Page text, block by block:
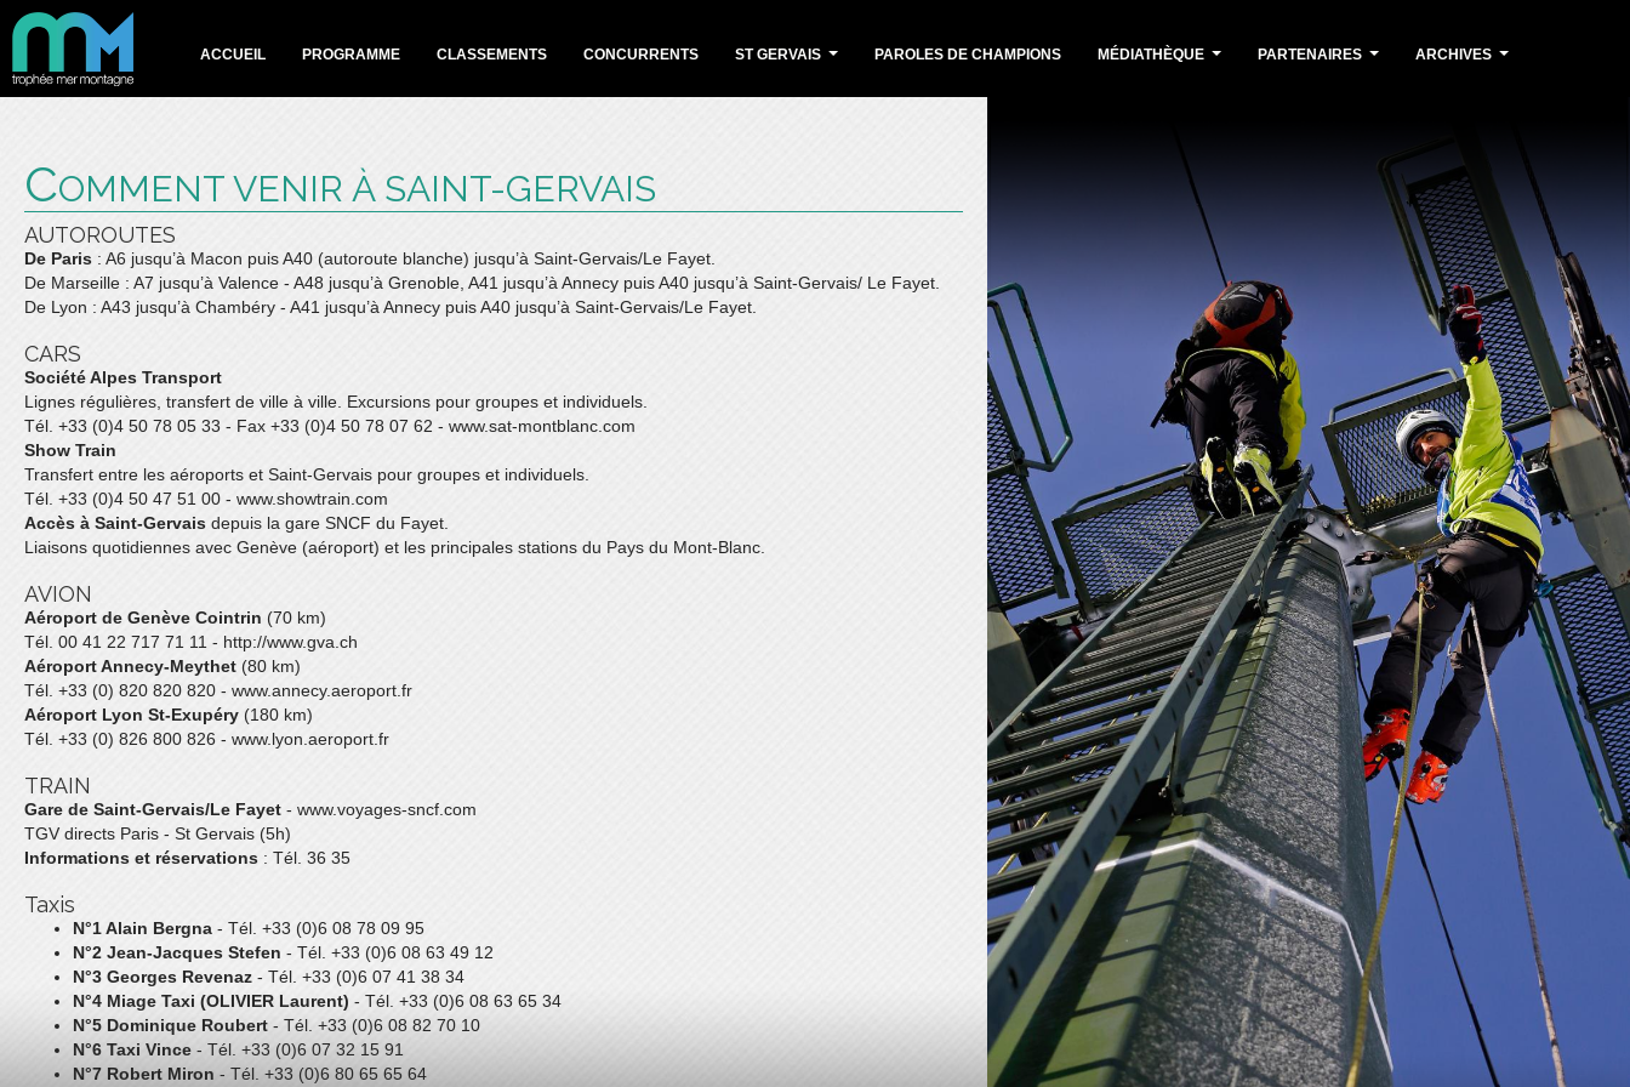
ACCUEIL PROGRAMME CLASSEMENTS CONCURRENTS ST GERVAIS PAROLES DE CHAMPIONS MÉDIATHÈQUE PARTENAIRES ARCHIVES
COMMENT VENIR À SAINT-GERVAIS
AUTOROUTES
De Paris : A6 jusqu’à Macon puis A40 (autoroute blanche) jusqu’à Saint-Gervais/Le Fayet.
De Marseille : A7 jusqu’à Valence - A48 jusqu’à Grenoble, A41 jusqu’à Annecy puis A40 jusqu’à Saint-Gervais/ Le Fayet.
De Lyon : A43 jusqu’à Chambéry - A41 jusqu’à Annecy puis A40 jusqu’à Saint-Gervais/Le Fayet.
CARS
Société Alpes Transport
Lignes régulières, transfert de ville à ville. Excursions pour groupes et individuels.
Tél. +33 (0)4 50 78 05 33 - Fax +33 (0)4 50 78 07 62 - www.sat-montblanc.com
Show Train
Transfert entre les aéroports et Saint-Gervais pour groupes et individuels.
Tél. +33 (0)4 50 47 51 00 - www.showtrain.com
Accès à Saint-Gervais depuis la gare SNCF du Fayet.
Liaisons quotidiennes avec Genève (aéroport) et les principales stations du Pays du Mont-Blanc.
AVION
Aéroport de Genève Cointrin (70 km)
Tél. 00 41 22 717 71 11 - http://www.gva.ch
Aéroport Annecy-Meythet (80 km)
Tél. +33 (0) 820 820 820 - www.annecy.aeroport.fr
Aéroport Lyon St-Exupéry (180 km)
Tél. +33 (0) 826 800 826 - www.lyon.aeroport.fr
TRAIN
Gare de Saint-Gervais/Le Fayet - www.voyages-sncf.com
TGV directs Paris - St Gervais (5h)
Informations et réservations : Tél. 36 35
Taxis
N°1 Alain Bergna - Tél. +33 (0)6 08 78 09 95
N°2 Jean-Jacques Stefen - Tél. +33 (0)6 08 63 49 12
N°3 Georges Revenaz - Tél. +33 (0)6 07 41 38 34
N°4 Miage Taxi (OLIVIER Laurent) - Tél. +33 (0)6 08 63 65 34
N°5 Dominique Roubert - Tél. +33 (0)6 08 82 70 10
N°6 Taxi Vince - Tél. +33 (0)6 07 32 15 91
N°7 Robert Miron - Tél. +33 (0)6 80 65 65 64